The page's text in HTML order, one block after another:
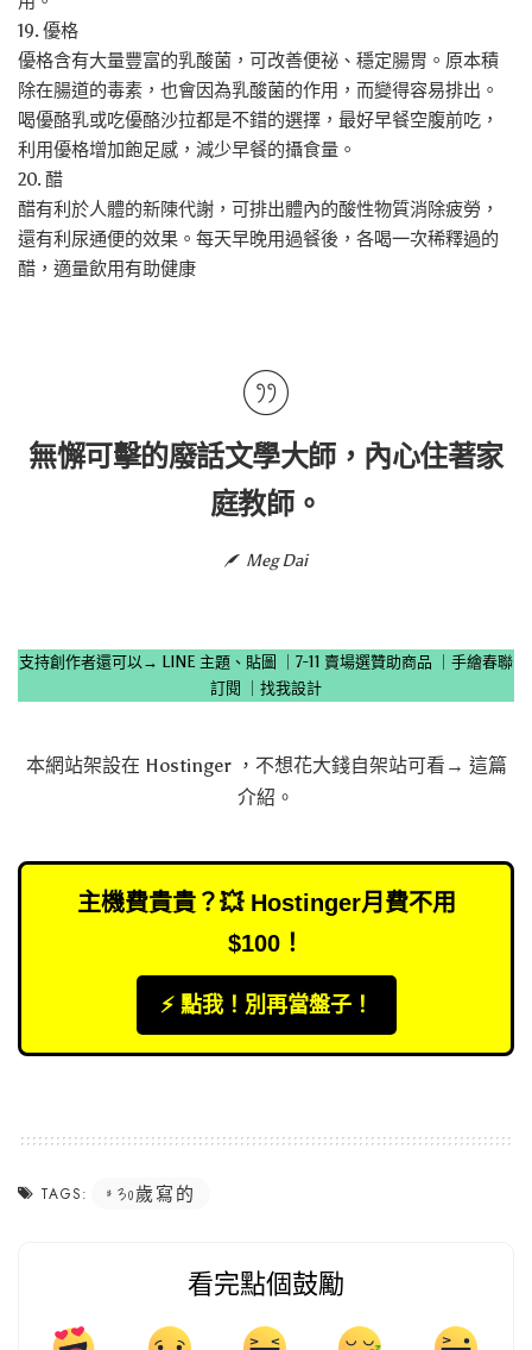
19. 優格
優格含有大量豐富的乳酸菌，可改善便祕、穩定腸胃。原本積
除在腸道的毒素，也會因為乳酸菌的作用，而變得容易排出。
喝優酪乳或吃優酪沙拉都是不錯的選擇，最好早餐空腹前吃，
利用優格增加飽足感，減少早餐的攝食量。
20. 醋
醋有利於人體的新陳代謝，可排出體內的酸性物質消除疲勞，
還有利尿通便的效果。每天早晚用過餐後，各喝一次稀釋過的
醋，適量飲用有助健康
無懈可擊的廢話文學大師，內心住著家
庭教師。
Meg Dai
支持創作者還可以→ LINE 主題、貼圖 7-11 賣場選贊助商品
手繪春聯
訂閱
找我設計
本網站架設在 Hostinger，不想花大錢自架站可看→ 這篇
介紹 。
主機費貴貴？💥 Hostinger月費不用
$100！
⚡️ 點我！別再當盤子！
TAGS: 30歲寫的
看完點個鼓勵